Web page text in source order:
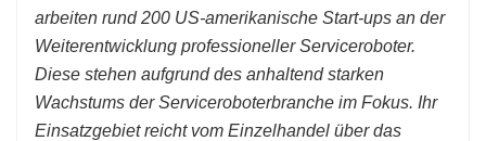
arbeiten rund 200 US-amerikanische Start-ups an der
Weiterentwicklung professioneller Serviceroboter.
Diese stehen aufgrund des anhaltend starken
Wachstums der Serviceroboterbranche im Fokus. Ihr
Einsatzgebiet reicht vom Einzelhandel über das